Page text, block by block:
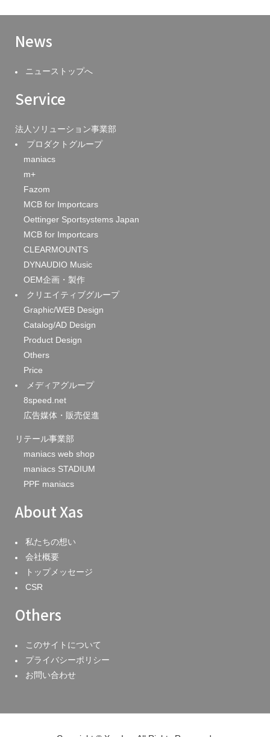
News
ニューストップへ
Service
法人ソリューション事業部
プロダクトグループ
maniacs
m+
Fazom
MCB for Importcars
Oettinger Sportsystems Japan
MCB for Importcars
CLEARMOUNTS
DYNAUDIO Music
OEM企画・製作
クリエイティブグループ
Graphic/WEB Design
Catalog/AD Design
Product Design
Others
Price
メディアグループ
8speed.net
広告媒体・販売促進
リテール事業部
maniacs web shop
maniacs STADIUM
PPF maniacs
About Xas
私たちの想い
会社概要
トップメッセージ
CSR
Others
このサイトについて
プライバシーポリシー
お問い合わせ